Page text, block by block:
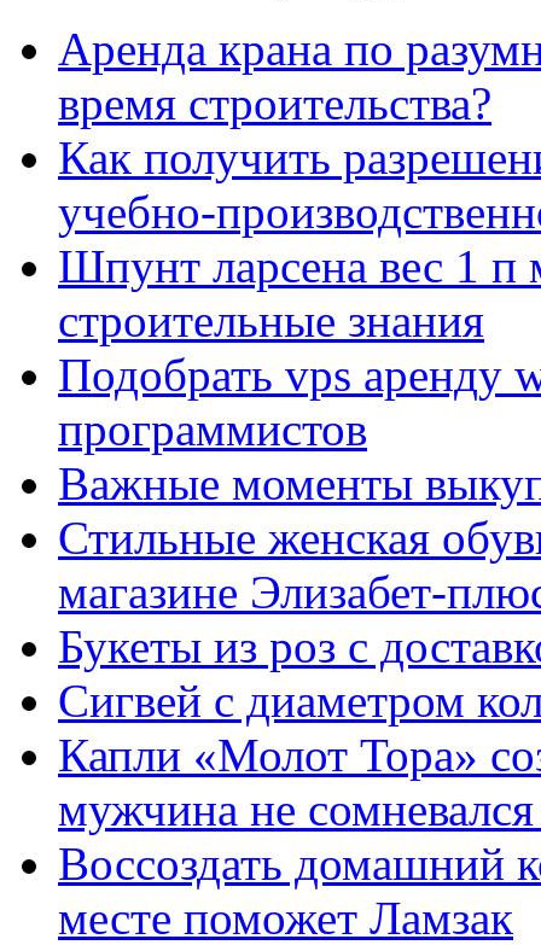
Аренда крана по
время строительства?
Как получить
учебно-
Шпунт ларсена вес 1 п
строительные знания
Подобрать vps аренду
программистов
Важные моменты
Стильные женская
магазине Элизабет-
Букеты из роз с
Сигвей с диаметром
Капли «Молот Тора»
мужчина не
Воссоздать домашний
месте поможет Ламзак